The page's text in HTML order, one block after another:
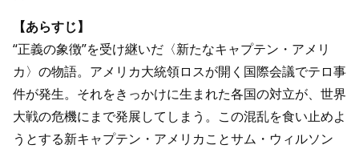
【あらすじ】
“正義の象徴”を受け継いだ〈新たなキャプテン・アメリ
カ〉の物語。アメリカ大統領ロスが開く国際会議でテロ事
件が発生。それをきっかけに生まれた各国の対立が、世界
大戦の危機にまで発展してしまう。この混乱を食い止めよ
うとする新キャプテン・アメリカことサム・ウィルソン